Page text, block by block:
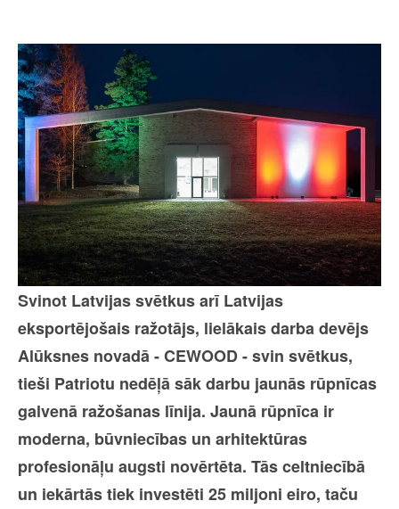
Svinot Latvijas svētkus arī Latvijas
eksportējošais ražotājs, lielākais darba devējs
Alūksnes novadā - CEWOOD - svin svētkus,
tieši Patriotu nedēļā sāk darbu jaunās rūpnīcas
galvenā ražošanas līnija. Jaunā rūpnīca ir
moderna, būvniecības un arhitektūras
profesionāļu augsti novērtēta. Tās celtniecībā
un iekārtās tiek investēti 25 miljoni eiro, taču